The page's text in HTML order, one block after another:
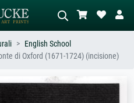
Descrivi la scena – es. prato verde,
astratto con molto rosso, dipinto a
English School
di Oxford (1671-1724) (incisione)